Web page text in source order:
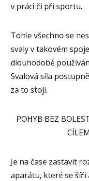
v práci či při sportu.
Tohle všechno se
svaly v takovém
dlouhodobě
Svalová síla
za to stojí.
POHYB BEZ
Je na čase zastavit
aparátu, které se šíří